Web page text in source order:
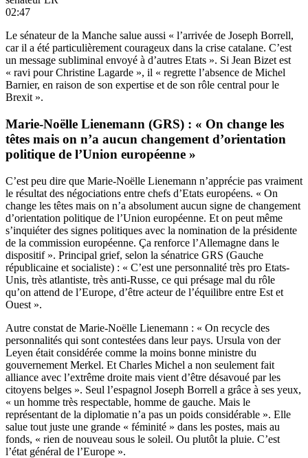
02:47
Le sénateur de la Manche salue aussi « l’arrivée de Joseph Borrell,
car il a été particulièrement courageux dans la crise catalane. C’est
un message subliminal envoyé à d’autres Etats ». Si Jean Bizet est
« ravi pour Christine Lagarde », il « regrette l’absence de Michel
Barnier, en raison de son expertise et de son rôle central pour le
Brexit ».
Marie-Noëlle Lienemann (GRS) : « On change les
têtes mais on n’a aucun changement d’orientation
politique de l’Union européenne »
C’est peu dire que Marie-Noëlle Lienemann n’apprécie pas vraiment
le résultat des négociations entre chefs d’Etats européens. « On
change les têtes mais on n’a absolument aucun signe de changement
d’orientation politique de l’Union européenne. Et on peut même
s’inquiéter des signes politiques avec la nomination de la présidente
de la commission européenne. Ça renforce l’Allemagne dans le
dispositif ». Principal grief, selon la sénatrice GRS (Gauche
républicaine et socialiste) : « C’est une personnalité très pro Etats-
Unis, très atlantiste, très anti-Russe, ce qui présage mal du rôle
qu’on attend de l’Europe, d’être acteur de l’équilibre entre Est et
Ouest ».
Autre constat de Marie-Noëlle Lienemann : « On recycle des
personnalités qui sont contestées dans leur pays. Ursula von der
Leyen était considérée comme la moins bonne ministre du
gouvernement Merkel. Et Charles Michel a non seulement fait
alliance avec l’extrême droite mais vient d’être désavoué par les
citoyens belges ». Seul l’espagnol Joseph Borrell a grâce à ses yeux,
« un homme très respectable, homme de gauche. Mais le
représentant de la diplomatie n’a pas un poids considérable ». Elle
salue tout juste une grande « féminité » dans les postes, mais au
fonds, « rien de nouveau sous le soleil. Ou plutôt la pluie. C’est
l’état général de l’Europe ».